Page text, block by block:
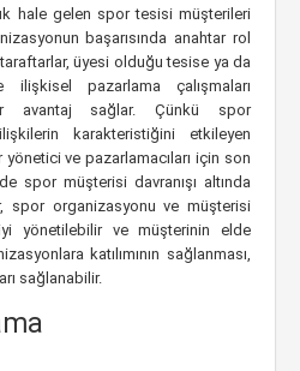
hale gelen spor tesisi müşterileri
başarısında anahtar rol
üyesi olduğu tesise ya da
ilişkisel pazarlama çalışmaları
avantaj sağlar. Çünkü spor
karakteristiğini etkileyen
ve pazarlamacıları için son
spor müşterisi davranışı altında
spor organizasyonu ve müşterisi
yönetilebilir ve müşterinin elde
katılımının sağlanması,
sağlanabilir.